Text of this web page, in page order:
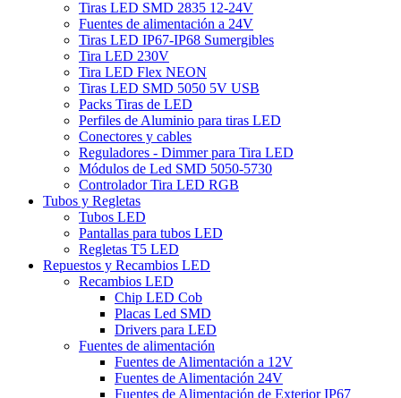
Tiras LED SMD 2835 12-24V
Fuentes de alimentación a 24V
Tiras LED IP67-IP68 Sumergibles
Tira LED 230V
Tira LED Flex NEON
Tiras LED SMD 5050 5V USB
Packs Tiras de LED
Perfiles de Aluminio para tiras LED
Conectores y cables
Reguladores - Dimmer para Tira LED
Módulos de Led SMD 5050-5730
Controlador Tira LED RGB
Tubos y Regletas
Tubos LED
Pantallas para tubos LED
Regletas T5 LED
Repuestos y Recambios LED
Recambios LED
Chip LED Cob
Placas Led SMD
Drivers para LED
Fuentes de alimentación
Fuentes de Alimentación a 12V
Fuentes de Alimentación 24V
Fuentes de Alimentación de Exterior IP67